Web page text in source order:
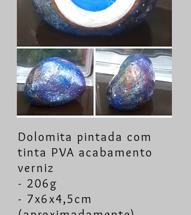
Dolomita pintada com
tinta PVA acabamento
verniz
- 206g
- 7x6x4,5cm